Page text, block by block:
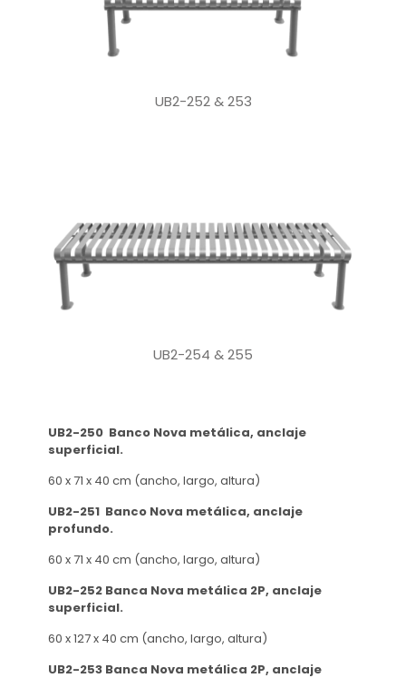
UB2-252 & 253
UB2-254 & 255
UB2-250 Banco Nova metálica, anclaje
superficial.
60 x 71 x 40 cm (ancho, largo, altura)
UB2-251 Banco Nova metálica, anclaje
profundo.
60 x 71 x 40 cm (ancho, largo, altura)
UB2-252 Banca Nova metálica 2P, anclaje
superficial.
60 x 127 x 40 cm (ancho, largo, altura)
UB2-253 Banca Nova metálica 2P, anclaje